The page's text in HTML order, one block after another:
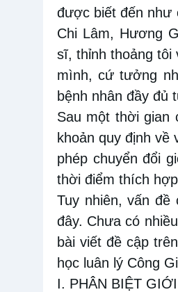
được biết đến như
Chi Lâm, Hương
sĩ, thỉnh thoảng tôi
mình, cứ tưởng
bệnh nhân đầy đủ
Sau một thời gian
khoản quy định
phép chuyển đổi
thời điểm thích
Tuy nhiên, vấn đề
đây. Chưa có
bài viết đề cập
học luân lý Công
I. PHÂN BIỆT